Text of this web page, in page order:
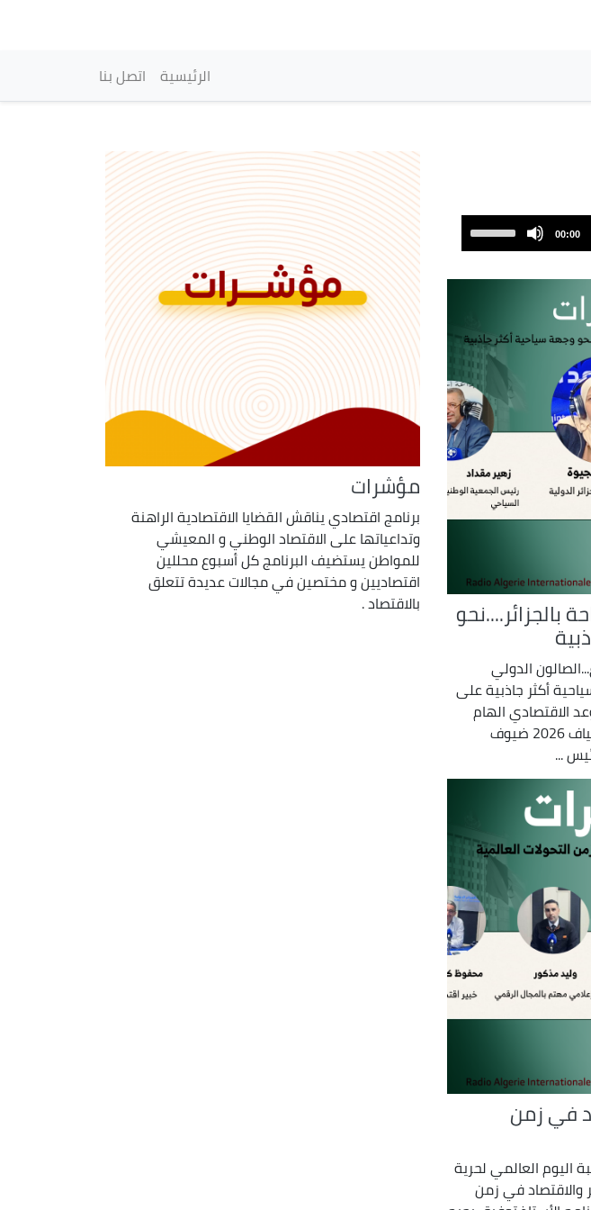
principale
الرئيسية اتصل بنا
00:00
Up/Down
increase
or
decrease
volume.
بالجزائر....نحو
الدولي
أكثر جاذبية على
الاقتصادي الهام
تزامنا والتحضير لموسم الاصطياف 2026 ضيوف
...
في زمن
اليوم العالمي لحرية
والاقتصاد في زمن
مؤشرات
برنامج اقتصادي يناقش القضايا الاقتصادية الراهنة
وتداعياتها على الاقتصاد الوطني و المعيشي
للمواطن يستضيف البرنامج كل أسبوع محللين
اقتصاديين و مختصين في مجالات عديدة تتعلق
بالاقتصاد .